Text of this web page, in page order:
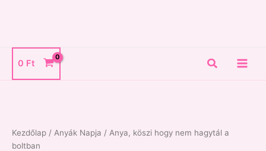
0 Ft Search
Kezdőlap / Anyák Napja / Anya, köszi hogy nem hagytál a
boltban
hagytál
a